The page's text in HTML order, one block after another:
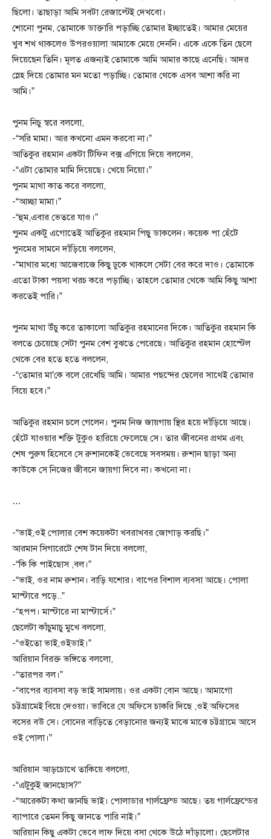
ছিলো। তাছাড়া আমি সবটা রেজাল্টেই দেখবো।
শোনো পুনম, তোমাকে ডাক্তারি পড়াচ্ছি তোমার ইচ্ছাতেই। আমার মেয়ের
খুব শখ থাকলেও উপরওয়ালা আমাকে মেয়ে দেননি। একে একে তিন ছেলে
দিয়েছেন তিনি। মূলত এজন্যই তোমাকে আমি আমার কাছে এনেছি। আদর
স্নেহ দিয়ে তোমার মন মতো পড়াচ্ছি। তোমার থেকে এসব আশা করি না
আমি।”
পুনম নিচু স্বরে বললো,
-“সরি মামা। আর কখনো এমন করবো না।”
আতিকুর রহমান একটা টিফিন বক্স এগিয়ে দিয়ে বললেন,
-“এটা তোমার মামি দিয়েছে। খেয়ে নিয়ো।”
পুনম মাথা কাত করে বললো,
-“আচ্ছা মামা।”
-“হুম,এবার ভেতরে যাও।”
পুনম একটু এগোতেই আতিকুর রহমান পিছু ডাকলেন। কয়েক পা হেঁটে
পুনমের সামনে দাঁড়িয়ে বললেন,
-“মাথার মধ্যে আজেবাজে কিছু ঢুকে থাকলে সেটা বের করে দাও। তোমাকে
এতো টাকা পয়সা খরচ করে পড়াচ্ছি। তাহলে তোমার থেকে আমি কিছু আশা
করতেই পারি।”
পুনম মাথা উঁচু করে তাকালো আতিকুর রহমানের দিকে। আতিকুর রহমান কি
বলতে চেয়েছে সেটা পুনম বেশ বুঝতে পেরেছে। আতিকুর রহমান হোস্টেল
থেকে বের হতে হতে বললেন,
-“তোমার মা’কে বলে রেখেছি আমি। আমার পছন্দের ছেলের সাথেই তোমার
বিয়ে হবে‌।”
আতিকুর রহমান চলে গেলেন। পুনম নিজ জায়গায় স্থির হয়ে দাঁড়িয়ে আছে।
হেঁটে যাওয়ার শক্তি টুকুও হারিয়ে ফেলেছে সে। তার জীবনের প্রথম এবং
শেষ পুরুষ হিসেবে সে রুশানকেই ভেবেছে সবসময়। রুশান ছাড়া অন্য
কাউকে সে নিজের জীবনে জায়গা দিবে না। কখনো না।
…
-“ভাই,ওই পোলার বেশ কয়েকটা খবরাখবর জোগাড় করছি।”
আরমান সিগারেটে শেষ টান দিয়ে বললো,
-“কি কি পাইছোস ,বল।”
-“ভাই, ওর নাম রুশান। বাড়ি যশোর। বাপের বিশাল ব্যবসা আছে। পোলা
মাস্টারে পড়ে..”
-“হপপ। মাস্টারে না মাস্টার্সে।”
ছেলেটা কাঁচুমাচু মুখে বললো,
-“ওইতো ভাই,ওইডাই।”
আরিয়ান বিরক্ত ভঙ্গিতে বললো,
-“তারপর বল।”
-“বাপের ব্যাবসা বড় ভাই সামলায়। ওর একটা বোন আছে। আমাগো
চট্টগ্রামেই বিয়ে দেওয়া। ভাবিরে যে অফিসে চাকরি দিছে ,ওই অফিসের
বসের বউ সে। বোনের বাড়িতে বেড়ানোর জন্যই মাঝে মাঝে চট্টগ্রামে আসে
ওই পোলা।”
আরিয়ান আড়চোখে তাকিয়ে বললো,
-“এটুকুই জানছোস?”
-“আরেকটা কথা জানছি ভাই। পোলাডার গার্লফ্রেন্ড আছে। তয় গার্লফ্রেন্ডের
ব্যাপারে তেমন কিছু জানতে পারি নাই।”
আরিয়ান কিছু একটা ভেবে লাফ দিয়ে বসা থেকে উঠে দাঁড়ালো। ছেলেটার